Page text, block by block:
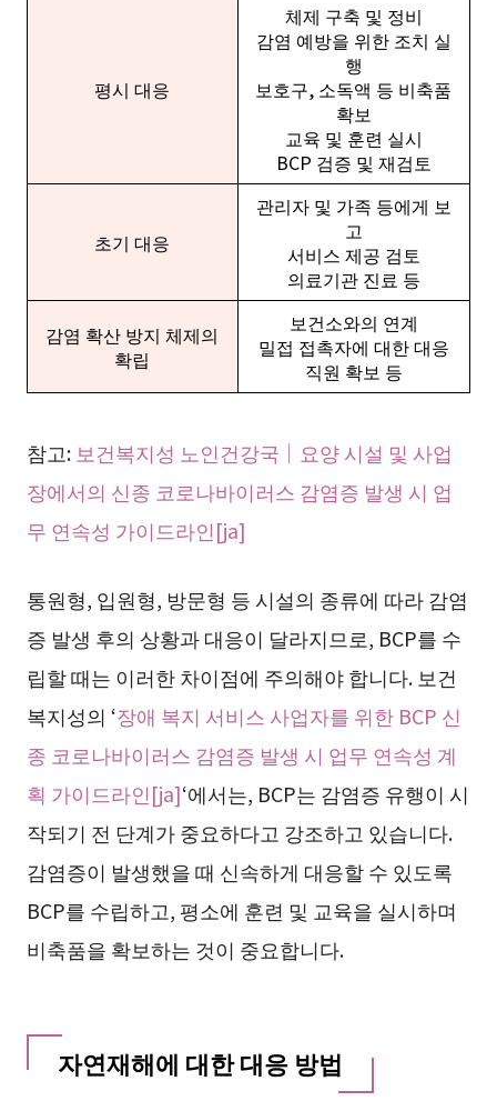
평시 대응
체제 구축 및 정비
감염 예방을 위한 조치 실
행
보호구, 소독액 등 비축품
확보
교육 및 훈련 실시
BCP 검증 및 재검토
초기 대응
관리자 및 가족 등에게 보
고
서비스 제공 검토
의료기관 진료 등
감염 확산 방지 체제의
확립
보건소와의 연계
밀접 접촉자에 대한 대응
직원 확보 등
참고: 보건복지성 노인건강국｜요양 시설 및 사업
장에서의 신종 코로나바이러스 감염증 발생 시 업
무 연속성 가이드라인[ja]
통원형, 입원형, 방문형 등 시설의 종류에 따라 감염
증 발생 후의 상황과 대응이 달라지므로, BCP를 수
립할 때는 이러한 차이점에 주의해야 합니다. 보건
복지성의 ‘장애 복지 서비스 사업자를 위한 BCP 신
종 코로나바이러스 감염증 발생 시 업무 연속성 계
획 가이드라인[ja]‘에서는, BCP는 감염증 유행이 시
작되기 전 단계가 중요하다고 강조하고 있습니다.
감염증이 발생했을 때 신속하게 대응할 수 있도록
BCP를 수립하고, 평소에 훈련 및 교육을 실시하며
비축품을 확보하는 것이 중요합니다.
자연재해에 대한 대응 방법